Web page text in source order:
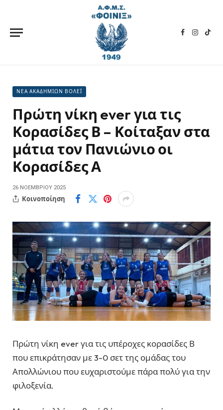
Facebook
ΝΕΑ ΑΚΑΔΗΜΙΩΝ ΒΟΛΕΪ
Πρώτη νίκη ever για τις
Κορασίδες Β – Κοίταξαν στα
μάτια τον Πανιώνιο οι
Κορασίδες Α
26 ΝΟΕΜΒΡΊΟΥ 2025
Κοινοποίηση
Πρώτη νίκη ever για τις υπέροχες κορασίδες Β
που επικράτησαν με 3-0 σετ της ομάδας του
Απολλώνιου που ευχαριστούμε πάρα πολύ για την
φιλοξενία.